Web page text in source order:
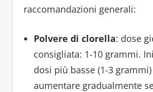
raccomandazioni generali:
Polvere di clorella: dose
consigliata: 1-10 grammi.
dosi più basse (1-3
aumentare gradualmente